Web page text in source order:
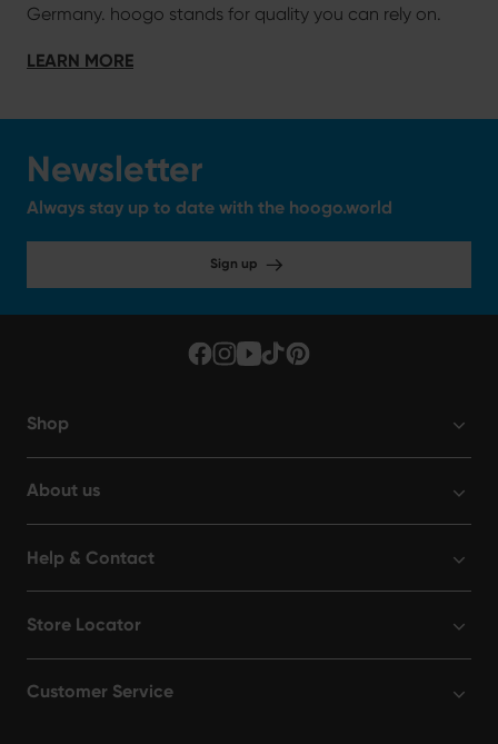
Germany. hoogo stands for quality you can rely on.
LEARN MORE
Newsletter
Always stay up to date with the hoogo.world
Sign up
Shop
About us
Help & Contact
Store Locator
Customer Service